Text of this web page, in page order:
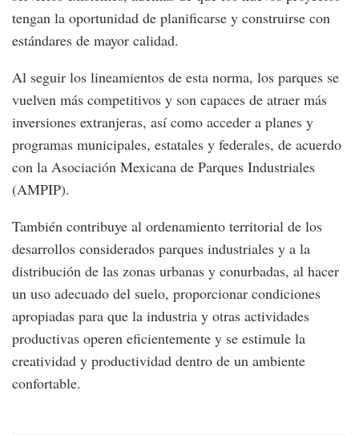
tengan la oportunidad de planificarse y construirse con
estándares de mayor calidad.
Al seguir los lineamientos de esta norma, los parques se
vuelven más competitivos y son capaces de atraer más
inversiones extranjeras, así como acceder a planes y
programas municipales, estatales y federales, de acuerdo
con la Asociación Mexicana de Parques Industriales
(AMPIP).
También contribuye al ordenamiento territorial de los
desarrollos considerados parques industriales y a la
distribución de las zonas urbanas y conurbadas, al hacer
un uso adecuado del suelo, proporcionar condiciones
apropiadas para que la industria y otras actividades
productivas operen eficientemente y se estimule la
creatividad y productividad dentro de un ambiente
confortable.